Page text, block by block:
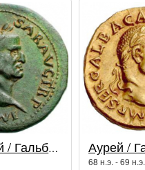
Сестерций / Гальба (68 - 69 гг.)
68 н.э. - 69 н.э.